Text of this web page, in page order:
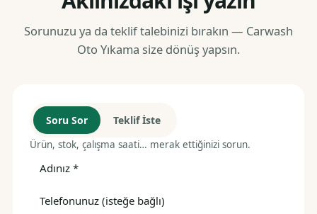
Sorunuzu ya da teklif talebinizi bırakın — Carwash
Oto Yıkama size dönüş yapsın.
Soru Sor Teklif İste
Ürün, stok, çalışma saati… merak ettiğinizi sorun.